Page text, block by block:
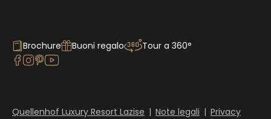
Brochure Buoni regalo Tour a 360°
Quellenhof Luxury Resort Lazise | Note legali | Privacy